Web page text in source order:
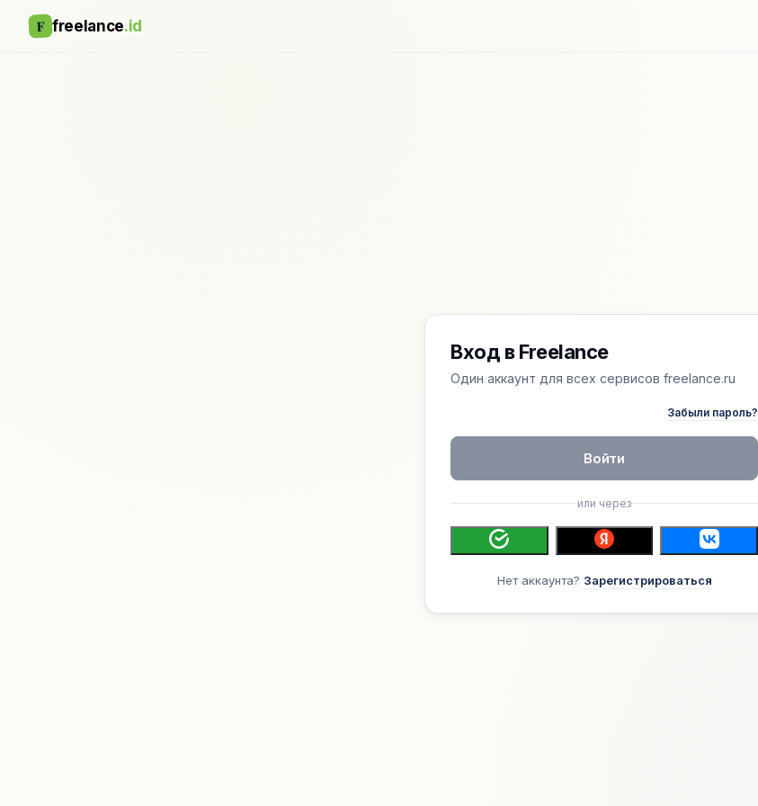
F freelance.id
Вход в Freelance
Один аккаунт для всех сервисов freelance.ru
Забыли пароль?
Войти
или через
Нет аккаунта? Зарегистрироваться